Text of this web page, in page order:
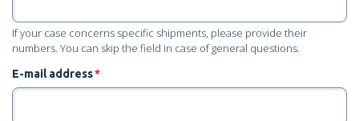
If your case concerns specific shipments, please provide their
numbers. You can skip the field in case of general questions.
E-mail address*